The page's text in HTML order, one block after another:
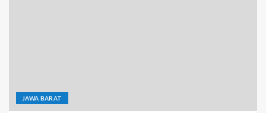
JAWA BARAT